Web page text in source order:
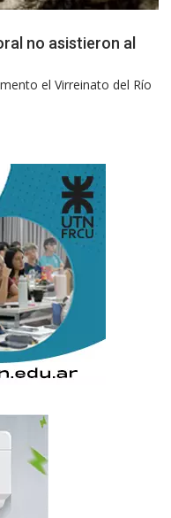
no asistieron al
el Virreinato del Río